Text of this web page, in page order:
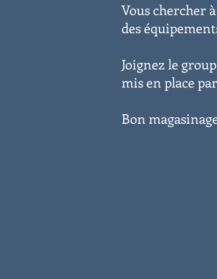
Vous chercher
des
Joignez le
mis en place
Bon